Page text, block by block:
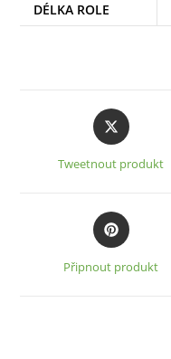
DÉLKA ROLE
Opens
in
new
Tweetnout produkt
Opens
in
new
Připnout produkt